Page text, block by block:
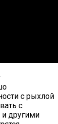
с рыхлой
с
другими